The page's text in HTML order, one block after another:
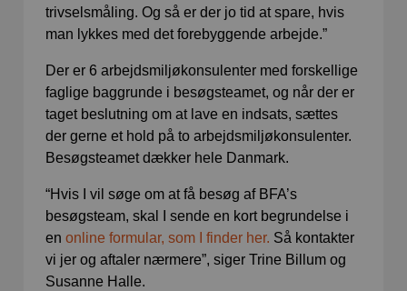
trivselsmåling. Og så er der jo tid at spare, hvis
man lykkes med det forebyggende arbejde.”
Der er 6 arbejdsmiljøkonsulenter med forskellige
faglige baggrunde i besøgsteamet, og når der er
taget beslutning om at lave en indsats, sættes
der gerne et hold på to arbejdsmiljøkonsulenter.
Besøgsteamet dækker hele Danmark.
“Hvis I vil søge om at få besøg af BFA’s
besøgsteam, skal I sende en kort begrundelse i
en online formular, som I finder her. Så kontakter
vi jer og aftaler nærmere”, siger Trine Billum og
Susanne Halle.